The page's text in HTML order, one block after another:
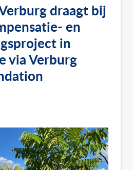
draagt bij
en
in
via Verburg